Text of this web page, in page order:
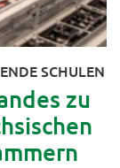
SCHULEN
zu